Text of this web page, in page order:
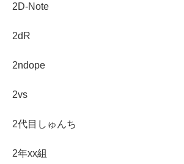
2D-Note
2dR
2ndope
2vs
2代目しゅんち
2年xx組